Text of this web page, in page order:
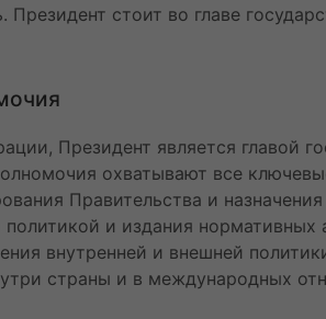
стоит во главе
Президент является главой
охватывают все
Правительства и
и издания нормативных
внутренней и внешней
страны и в международных